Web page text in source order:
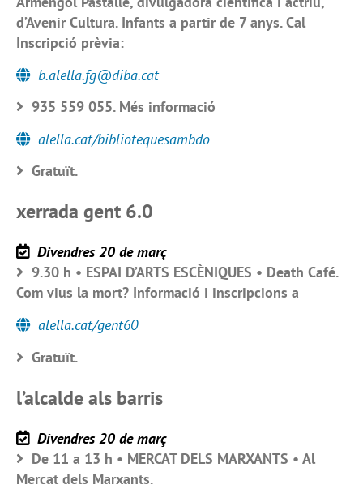
d’Avenir Cultura. Infants a partir de 7 anys. Cal
Inscripció prèvia:
b.alella.fg@diba.cat
935 559 055. Més informació
alella.cat/bibliotequesambdo
Gratuït.
xerrada gent 6.0
Divendres 20 de març
9.30 h • ESPAI D’ARTS ESCÈNIQUES • Death Café.
Com vius la mort? Informació i inscripcions a
alella.cat/gent60
Gratuït.
l’alcalde als barris
Divendres 20 de març
De 11 a 13 h • MERCAT DELS MARXANTS • Al
Mercat dels Marxants.